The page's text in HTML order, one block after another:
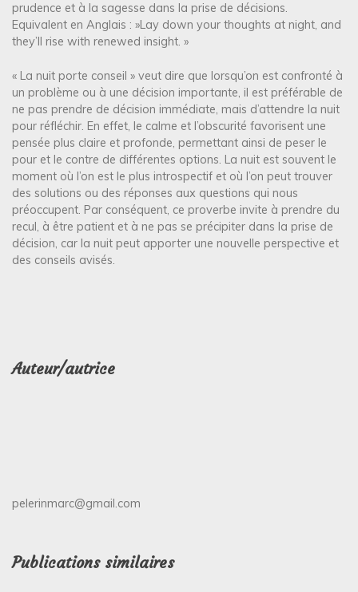
prudence et à la sagesse dans la prise de décisions.
Equivalent en Anglais : »Lay down your thoughts at night, and
they’ll rise with renewed insight. »
« La nuit porte conseil » veut dire que lorsqu’on est confronté à
un problème ou à une décision importante, il est préférable de
ne pas prendre de décision immédiate, mais d’attendre la nuit
pour réfléchir. En effet, le calme et l’obscurité favorisent une
pensée plus claire et profonde, permettant ainsi de peser le
pour et le contre de différentes options. La nuit est souvent le
moment où l’on est le plus introspectif et où l’on peut trouver
des solutions ou des réponses aux questions qui nous
préoccupent. Par conséquent, ce proverbe invite à prendre du
recul, à être patient et à ne pas se précipiter dans la prise de
décision, car la nuit peut apporter une nouvelle perspective et
des conseils avisés.
Auteur/autrice
pelerinmarc@gmail.com
Publications similaires